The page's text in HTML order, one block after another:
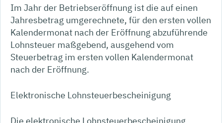
Im Jahr der Betriebseröffnung ist die auf einen
Jahresbetrag umgerechnete, für den ersten vollen
Kalendermonat nach der Eröffnung abzuführende
Lohnsteuer maßgebend, ausgehend vom
Steuerbetrag im ersten vollen Kalendermonat
nach der Eröffnung.
Elektronische Lohnsteuerbescheinigung